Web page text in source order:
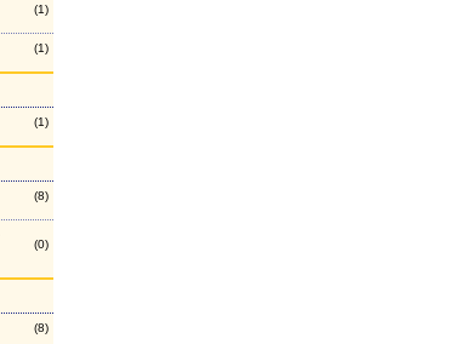
(1)
(1)
(1)
(8)
(0)
(8)